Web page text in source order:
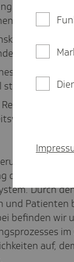
an
und
machen
Digital
stärker fördern
zur
des
der
Durch
und Patienten
befinden wir
auf,